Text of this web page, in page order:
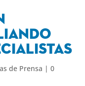
de Prensa |0